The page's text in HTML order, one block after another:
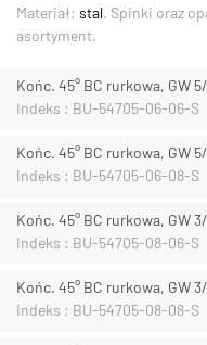
Materiał: stal. Spinki oraz
asortyment.
Końc. 45° BC rurkowa, GW
Indeks : BU-54705-06-06-S
Końc. 45° BC rurkowa, GW
Indeks : BU-54705-06-08-S
Końc. 45° BC rurkowa, GW
Indeks : BU-54705-08-06-S
Końc. 45° BC rurkowa, GW
Indeks : BU-54705-08-08-S